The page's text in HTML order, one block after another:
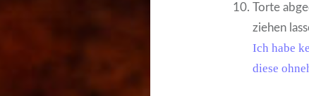
Torte
ziehen
Ich habe
diese